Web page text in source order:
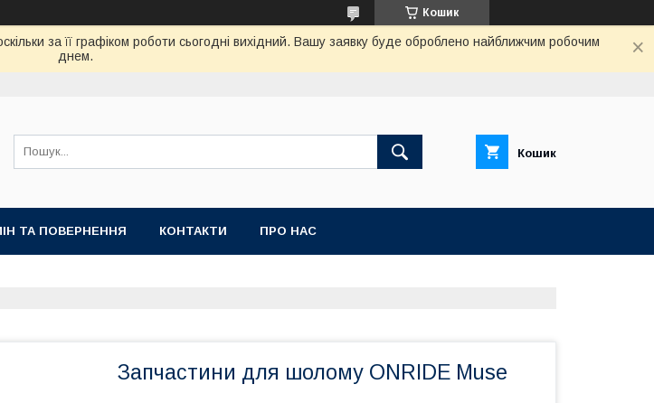
Кошик
за її графіком роботи сьогодні вихідний. Вашу заявку буде оброблено найближчим робочим
днем.
Кошик
ТА ПОВЕРНЕННЯ КОНТАКТИ ПРО НАС
Запчастини для шолому ONRIDE Muse